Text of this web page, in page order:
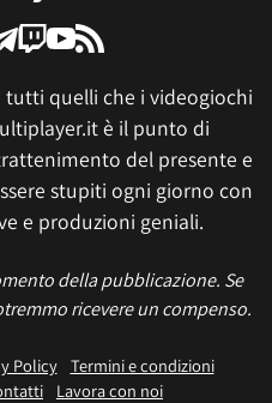
tutti quelli che i videogiochi
è il punto di
del presente e
stupiti ogni giorno con
e produzioni geniali.
della pubblicazione. Se
ricevere un compenso.
Policy
Termini e condizioni
Lavora con noi